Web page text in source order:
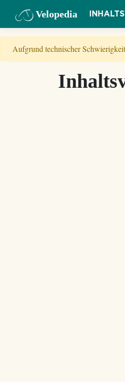
Velopedia
Aufgrund technischer